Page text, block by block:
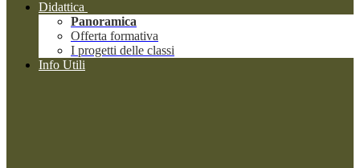
Didattica
Panoramica
Offerta formativa
I progetti delle classi
Info Utili